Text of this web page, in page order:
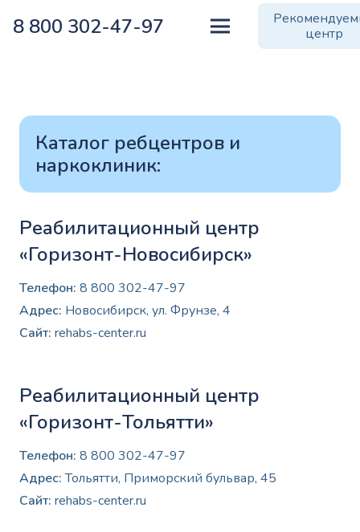
8 800 302-47-97
центр
Каталог ребцентров и
наркоклиник:
Реабилитационный центр
«Горизонт-Новосибирск»
Телефон: 8 800 302-47-97
Адрес: Новосибирск, ул. Фрунзе, 4
Сайт: rehabs-center.ru
Реабилитационный центр
«Горизонт-Тольятти»
Телефон: 8 800 302-47-97
Адрес:Тольятти, Приморский бульвар, 45
Сайт: rehabs-center.ru